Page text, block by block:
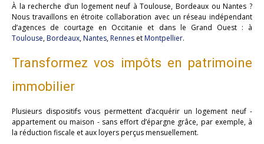
À la recherche d’un logement neuf à Toulouse, Bordeaux ou Nantes ?
Nous travaillons en étroite collaboration avec un réseau indépendant
d’agences de courtage en Occitanie et dans le Grand Ouest : à
Toulouse,Bordeaux,Nantes,Rennes etMontpellier.
Transformez vos impôts en patrimoine
immobilier
Plusieurs dispositifs vous permettent d’acquérir un logement neuf -
appartement ou maison - sans effort d’épargne grâce, par exemple, à
la réduction fiscale et aux loyers perçus mensuellement.